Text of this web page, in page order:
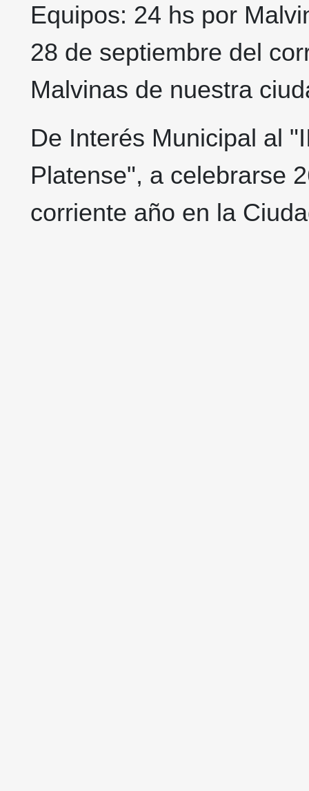
Equipos: 24 hs por
28 de septiembre del
Malvinas de nuestra
De Interés Municipal al
Platense", a celebrarse
corriente año en la